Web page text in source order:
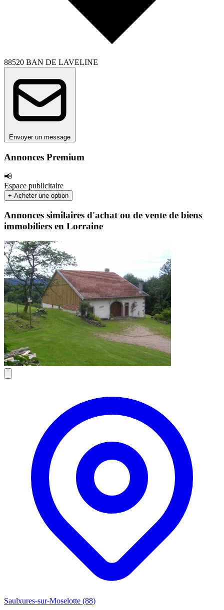
Annonces Premium
📢
Espace publicitaire
+ Acheter une option
88520 BAN DE LAVELINE
Envoyer un message
Annonces similaires d'achat ou de vente de biens
immobiliers en Lorraine
Saulxures-sur-Moselotte (88)